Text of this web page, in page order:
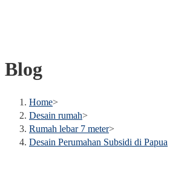
Blog
Home>
Desain rumah>
Rumah lebar 7 meter>
Desain Perumahan Subsidi di Papua